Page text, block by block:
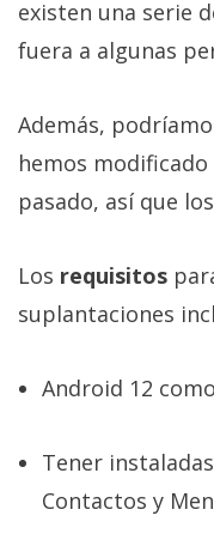
existen una serie
fuera a algunas
Además,
hemos
pasado, así que
Los requisitos
suplantaciones
Android 12
Tener
Contactos y